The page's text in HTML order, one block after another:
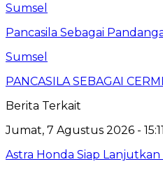
Sumsel
Pancasila Sebagai
Sumsel
PANCASILA SEBAGAI
Berita Terkait
Jumat, 7 Agustus 2026 -
Astra Honda Siap